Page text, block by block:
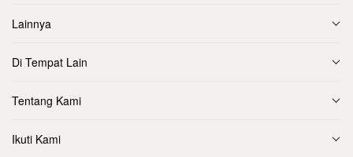
Lainnya
Di Tempat Lain
Tentang Kami
Ikuti Kami